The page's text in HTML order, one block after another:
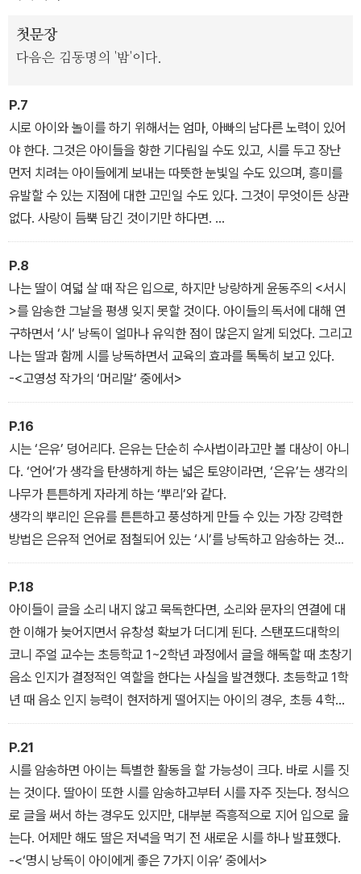
첫문장
다음은 김동명의 '밤'이다.
P.7
시로 아이와 놀이를 하기 위해서는 엄마, 아빠의 남다른 노력이 있어
야 한다. 그것은 아이들을 향한 기다림일 수도 있고, 시를 두고 장난
먼저 치려는 아이들에게 보내는 따뜻한 눈빛일 수도 있으며, 흥미를
유발할 수 있는 지점에 대한 고민일 수도 있다. 그것이 무엇이든 상관
없다. 사랑이 듬뿍 담긴 것이기만 하다면.
아이들에게 뜻 깊은 놀이가 될지, 짐이 될지는 많은 부분 부모의 손에
달려 있다. 모쪼록 이 책이 아이들뿐만 아니라 부모에게도 즐거운 놀
이터가 되었으면 좋겠다.
-<조기영 시인의 ‘머리말’ 중에서>
P.8
나는 딸이 여덟 살 때 작은 입으로, 하지만 낭랑하게 윤동주의 <서시
>를 암송한 그날을 평생 잊지 못할 것이다. 아이들의 독서에 대해 연
구하면서 ‘시’ 낭독이 얼마나 유익한 점이 많은지 알게 되었다. 그리고
나는 딸과 함께 시를 낭독하면서 교육의 효과를 톡톡히 보고 있다.
-<고영성 작가의 ‘머리말’ 중에서>
P.16
시는 ‘은유’ 덩어리다. 은유는 단순히 수사법이라고만 볼 대상이 아니
다. ‘언어’가 생각을 탄생하게 하는 넓은 토양이라면, ‘은유’는 생각의
나무가 튼튼하게 자라게 하는 ‘뿌리’와 같다.
생각의 뿌리인 은유를 튼튼하고 풍성하게 만들 수 있는 가장 강력한
방법은 은유적 언어로 점철되어 있는 ‘시’를 낭독하고 암송하는 것이
다. 시와 함께하는 아이는 생각이 깊고 넓어질 수밖에 없다.
-<‘명시 낭독이 아이에게 좋은 7가지 이유’ 중에서>
P.18
아이들이 글을 소리 내지 않고 묵독한다면, 소리와 문자의 연결에 대
한 이해가 늦어지면서 유창성 확보가 더디게 된다. 스탠포드대학의
코니 주얼 교수는 초등학교 1~2학년 과정에서 글을 해독할 때 초창기
음소 인지가 결정적인 역할을 한다는 사실을 발견했다. 초등학교 1학
년 때 음소 인지 능력이 현저하게 떨어지는 아이의 경우, 초등 4학년
이 되어도 제대로 된 독서를 하지 못하는 것으로 나타났다.
-<‘명시 낭독이 아이에게 좋은 7가지 이유’ 중에서>
P.21
시를 암송하면 아이는 특별한 활동을 할 가능성이 크다. 바로 시를 짓
는 것이다. 딸아이 또한 시를 암송하고부터 시를 자주 짓는다. 정식으
로 글을 써서 하는 경우도 있지만, 대부분 즉흥적으로 지어 입으로 읊
는다. 어제만 해도 딸은 저녁을 먹기 전 새로운 시를 하나 발표했다.
-<‘명시 낭독이 아이에게 좋은 7가지 이유’ 중에서>